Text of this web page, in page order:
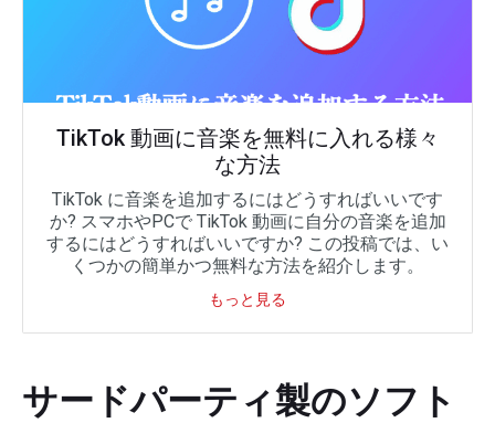
TikTok 動画に音楽を無料に入れる様々
な方法
TikTok に音楽を追加するにはどうすればいいです
か? スマホやPCで TikTok 動画に自分の音楽を追加
するにはどうすればいいですか? この投稿では、い
くつかの簡単かつ無料な方法を紹介します。
もっと見る
サードパーティ製のソフト